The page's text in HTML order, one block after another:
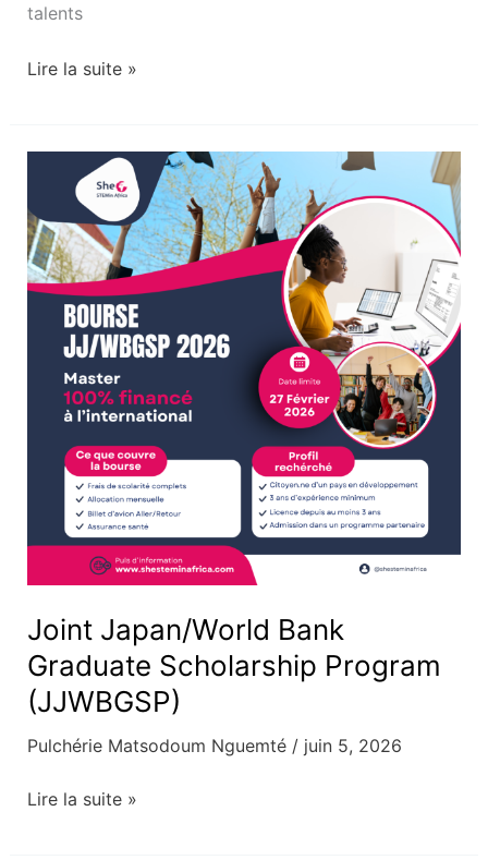
talents
Lire la suite »
Joint Japan/World Bank
Graduate Scholarship Program
(JJWBGSP)
Pulchérie Matsodoum Nguemté / juin 5, 2026
Japan/World
Bank
Graduate
Scholarship
Program
(JJWBGSP)
Lire la suite »